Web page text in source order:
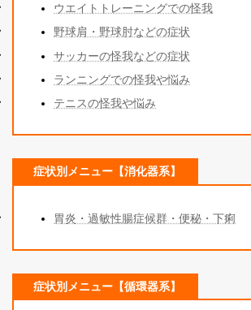
ウエイトトレーニングでの怪我
野球肩・野球肘などの症状
サッカーの怪我などの症状
ランニングでの怪我や悩み
テニスの怪我や悩み
症状別メニュー【消化器系】
胃炎・過敏性腸症候群・便秘・下痢
症状別メニュー【循環器系】